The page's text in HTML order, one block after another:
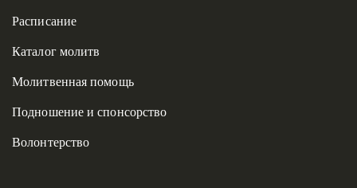
Расписание
Каталог молитв
Молитвенная помощь
Подношение и спонсорство
Волонтерство